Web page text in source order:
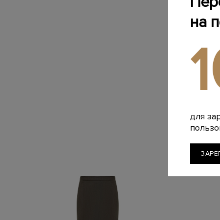
на
для